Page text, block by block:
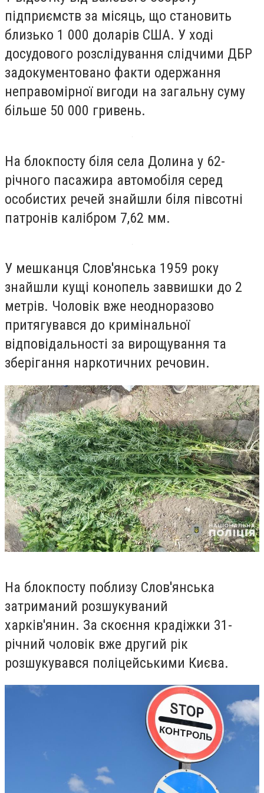
підприємств за місяць, що становить
близько 1 000 доларів США. У ході
досудового розслідування слідчими ДБР
задокументовано факти одержання
неправомірної вигоди на загальну суму
більше 50 000 гривень.
На блокпосту біля села Долина у 62-
річного пасажира автомобіля серед
особистих речей знайшли біля півсотні
патронів калібром 7,62 мм.
У мешканця Слов'янська 1959 року
знайшли кущі конопель заввишки до 2
метрів. Чоловік вже неодноразово
притягувався до кримінальної
відповідальності за вирощування та
зберігання наркотичних речовин.
На блокпосту поблизу Слов'янська
затриманий розшукуваний
харків'янин. За скоєння крадіжки 31-
річний чоловік вже другий рік
розшукувався поліцейськими Києва.